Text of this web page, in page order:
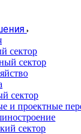
сектор
сектор
сектор
и проектные
сектор